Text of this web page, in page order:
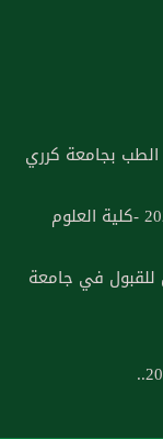
الطب بجامعة كرري
جدول امتحانات ازالة الرسوب اغسطس 2026 -كلية العلوم
للقبول في جامعة